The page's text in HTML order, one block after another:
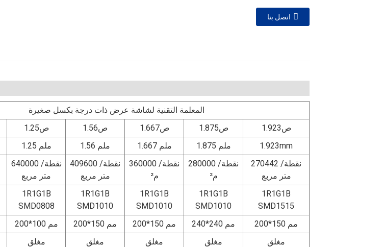
اتصل بنا
المعلمة التقنية لشاشة عرض ذات درجة بكسل صغيرة
ص1.25 ص1.56 ص1.667 ص1.875
ص1.923
1.25 ملم 1.56 ملم 1.667 ملم 1.875 ملم 1.923mm
640000 نقطة/
متر مربع
409600 نقطة/
متر مربع
360000 نقطة/
م²
280000 نقطة/
م²
270442 نقطة/
متر مربع
1R1G1B
SMD0808
1R1G1B
SMD1010
1R1G1B
SMD1010
1R1G1B
SMD1010
1R1G1B
SMD1515
200*100 مم 200*150 مم 200*150 مم 240*240 مم
200*150 مم
مغلق مغلق مغلق مغلق مغلق